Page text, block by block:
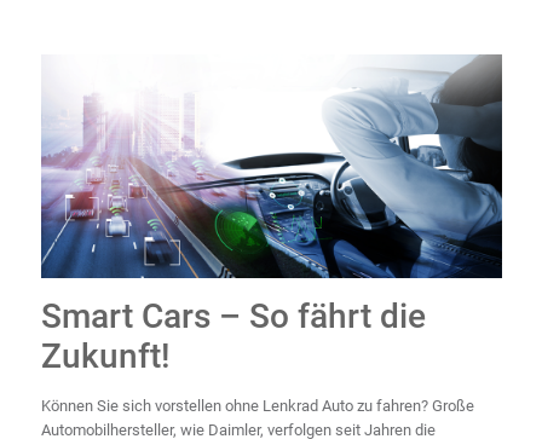
Smart Cars – So fährt die
Zukunft!
Können Sie sich vorstellen ohne Lenkrad Auto zu fahren? Große
Automobilhersteller, wie Daimler, verfolgen seit Jahren die